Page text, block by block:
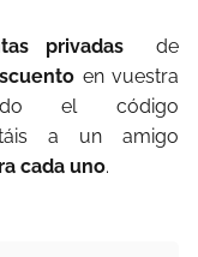
privadasde
en vuestra
el código
a un amigo
cada uno.